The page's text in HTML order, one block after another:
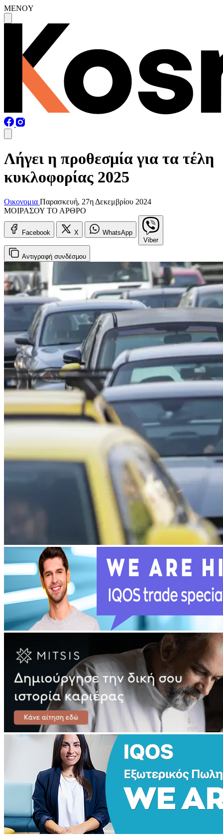
MENOY
Λήγει η προθεσμία για τα τέλη
κυκλοφορίας 2025
Οικονομια Παρασκευή, 27η Δεκεμβρίου 2024
ΜΟΙΡΑΣΟΥ ΤΟ ΑΡΘΡΟ
Facebook X
WhatsApp
Viber
Αντιγραφή συνδέσμου